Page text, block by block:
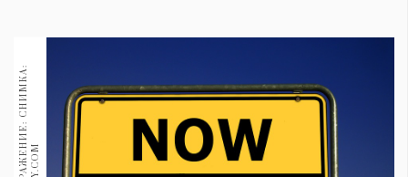
Книги
30+
Гурме 1710
Пътувай